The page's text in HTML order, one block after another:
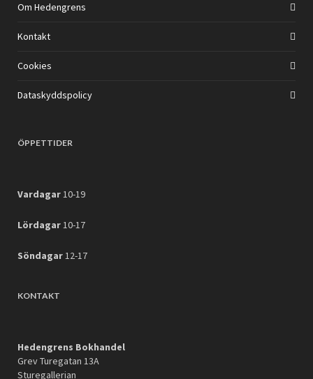
Om Hedengrens
Kontakt
Cookies
Dataskyddspolicy
ÖPPETTIDER
Vardagar10-19
Lördagar10-17
Söndagar12-17
KONTAKT
Hedengrens Bokhandel
Grev Turegatan 13A
Sturegallerian